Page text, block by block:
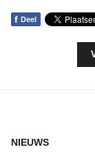
f Deel
NIEUWS